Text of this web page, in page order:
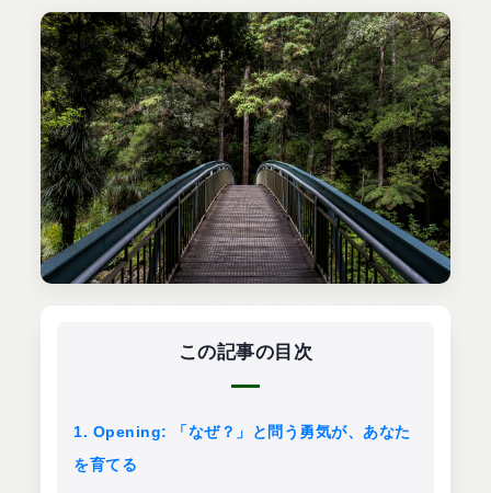
この記事の目次
1. Opening: 「なぜ？」と問う勇気が、あなた
を育てる